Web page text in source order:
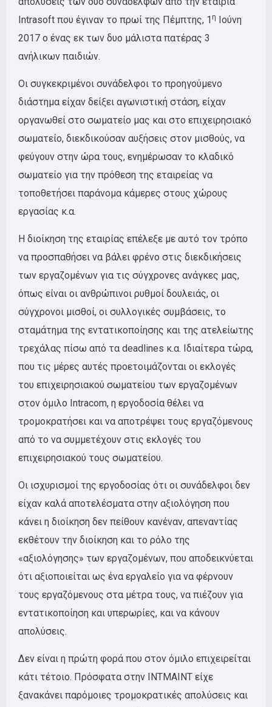
Intrasoft που έγιναν το πρωί της Πέμπτης, 1 η Ιούνη
2017 ο ένας εκ των δυο μάλιστα πατέρας 3
ανήλικων παιδιών.
Οι συγκεκριμένοι συνάδελφοι το προηγούμενο
διάστημα είχαν δείξει αγωνιστική στάση, είχαν
οργανωθεί στο σωματείο μας και στο επιχειρησιακό
σωματείο, διεκδικούσαν αυξήσεις στον μισθούς, να
φεύγουν στην ώρα τους, ενημέρωσαν το κλαδικό
σωματείο για την πρόθεση της εταιρείας να
τοποθετήσει παράνομα κάμερες στους χώρους
εργασίας κ.α.
Η διοίκηση της εταιρίας επέλεξε με αυτό τον τρόπο
να προσπαθήσει να βάλει φρένο στις διεκδικήσεις
των εργαζομένων για τις σύγχρονες ανάγκες μας,
όπως είναι οι ανθρώπινοι ρυθμοί δουλειάς, οι
σύγχρονοι μισθοί, οι συλλογικές συμβάσεις, το
σταμάτημα της εντατικοποίησης και της ατελείωτης
τρεχάλας πίσω από τα deadlines κ.α. Ιδιαίτερα τώρα,
που τις μέρες αυτές προετοιμάζονται οι εκλογές
του επιχειρησιακού σωματείου των εργαζομένων
στον όμιλο Intracom, η εργοδοσία θέλει να
τρομοκρατήσει και να αποτρέψει τους εργαζόμενους
από το να συμμετέχουν στις εκλογές του
επιχειρησιακού τους σωματείου.
Οι ισχυρισμοί της εργοδοσίας ότι οι συνάδελφοι δεν
είχαν καλά αποτελέσματα στην αξιολόγηση που
κάνει η διοίκηση δεν πείθουν κανέναν, απεναντίας
εκθέτουν την διοίκηση και το ρόλο της
«αξιολόγησης» των εργαζομένων, που αποδεικνύεται
ότι αξιοποιείται ως ένα εργαλείο για να φέρνουν
τους εργαζόμενους στα μέτρα τους, να πιέζουν για
εντατικοποίηση και υπερωρίες, και να κάνουν
απολύσεις.
Δεν είναι η πρώτη φορά που στον όμιλο επιχειρείται
κάτι τέτοιο. Πρόσφατα στην ΙΝΤΜΑΙΝΤ είχε
ξανακάνει παρόμοιες τρομοκρατικές απολύσεις και